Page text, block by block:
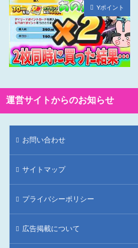
Yポイント
運営サイトからのお知らせ
お問い合わせ
サイトマップ
プライバシーポリシー
広告掲載について